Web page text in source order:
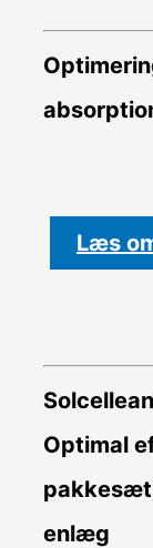
Læs
Optimal
enlæg